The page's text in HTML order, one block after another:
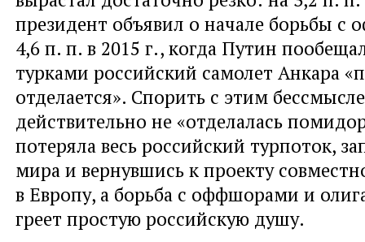
президент объявил о начале борьбы с
4,6 п. п. в 2015 г., когда Путин
турками российский самолет Анкара
отделается». Спорить с этим
действительно не «отделалась
потеряла весь российский турпоток,
мира и вернувшись к проекту
в Европу, а борьба с оффшорами и
греет простую российскую душу.